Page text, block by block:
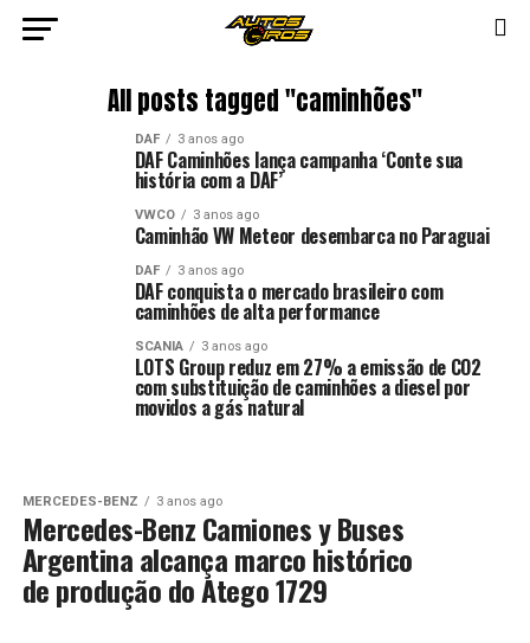
All posts tagged "caminhões"
DAF 3 anos ago
DAF Caminhões lança campanha ‘Conte sua
história com a DAF’
VWCO 3 anos ago
Caminhão VW Meteor desembarca no Paraguai
DAF 3 anos ago
DAF conquista o mercado brasileiro com
caminhões de alta performance
SCANIA 3 anos ago
LOTS Group reduz em 27% a emissão de CO2
com substituição de caminhões a diesel por
movidos a gás natural
MERCEDES-BENZ 3 anos ago
Mercedes-Benz Camiones y Buses
Argentina alcança marco histórico
de produção do Atego 1729